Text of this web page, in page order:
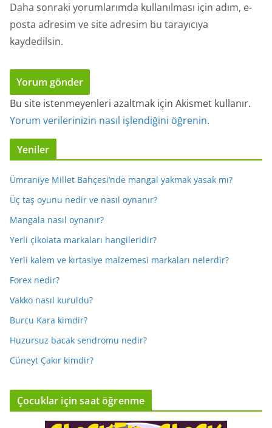
Daha sonraki yorumlarımda kullanılması için adım, e-
posta adresim ve site adresim bu tarayıcıya
kaydedilsin.
Bu site istenmeyenleri azaltmak için Akismet kullanır.
Yorum verilerinizin nasıl işlendiğini öğrenin.
Yeniler
Ümraniye Millet Bahçesi’nde mangal yakmak yasak mı?
Üç taş oyunu nedir ve nasıl oynanır?
Mangala nasıl oynanır?
Yerli çikolata markaları hangileridir?
Yerli kalem ve kırtasiye malzemesi markaları nelerdir?
Forex nedir?
Vakko nasıl kuruldu?
Burcu Kara kimdir?
Huzursuz bacak sendromu nedir?
Cüneyt Çakır kimdir?
Çocuklar için saat öğrenme